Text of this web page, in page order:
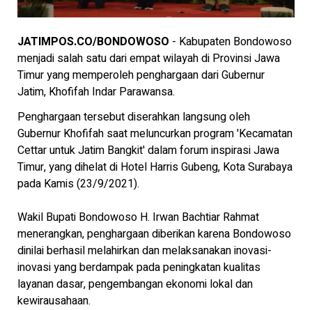
JATIMPOS.CO/BONDOWOSO - Kabupaten Bondowoso
menjadi salah satu dari empat wilayah di Provinsi Jawa
Timur yang memperoleh penghargaan dari Gubernur
Jatim, Khofifah Indar Parawansa.
Penghargaan tersebut diserahkan langsung oleh
Gubernur Khofifah saat meluncurkan program 'Kecamatan
Cettar untuk Jatim Bangkit' dalam forum inspirasi Jawa
Timur, yang dihelat di Hotel Harris Gubeng, Kota Surabaya
pada Kamis (23/9/2021).
Wakil Bupati Bondowoso H. Irwan Bachtiar Rahmat
menerangkan, penghargaan diberikan karena Bondowoso
dinilai berhasil melahirkan dan melaksanakan inovasi-
inovasi yang berdampak pada peningkatan kualitas
layanan dasar, pengembangan ekonomi lokal dan
kewirausahaan.